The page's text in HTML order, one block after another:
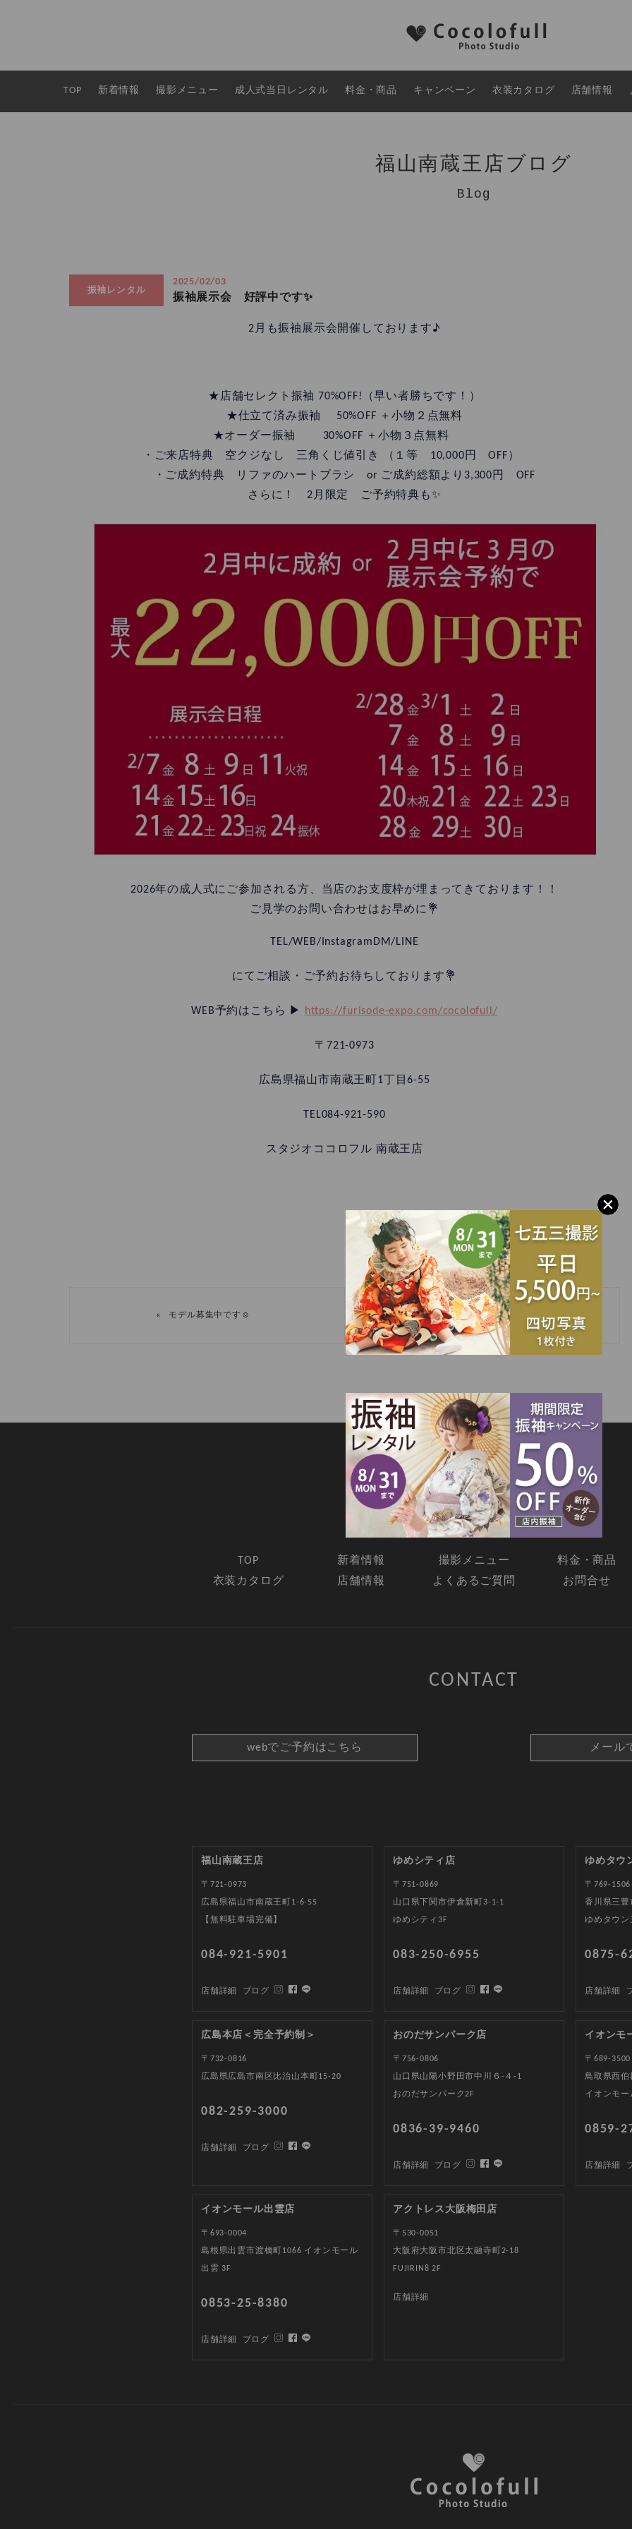
TOP 新着情報 撮影メニュー 成人式当日レンタル 料金・商品 キャンペーン 衣装カタログ 店舗情報
福山南蔵王店ブログ
Blog
振袖レンタル
2025/02/03
振袖展示会 好評中です✨
2月も振袖展示会開催しております♪
★店舗セレクト振袖 70%OFF!（早い者勝ちです！）
★仕立て済み振袖 50%OFF ＋小物２点無料
★オーダー振袖 30%OFF ＋小物３点無料
・ご来店特典 空クジなし 三角くじ値引き （１等 10,000円 OFF）
・ご成約特典 リファのハートブラシ or ご成約総額より3,300円 OFF
さらに！ 2月限定 ご予約特典も✨
2026年の成人式にご参加される方、当店のお支度枠が埋まってきております！！
ご見学のお問い合わせはお早めに💐
TEL/WEB/InstagramDM/LINE
にてご相談・ご予約お待ちしております💐
WEB予約はこちら ▶︎ https://furisode-expo.com/cocolofull/
〒721-0973
広島県福山市南蔵王町1丁目6-55
TEL084-921-590
スタジオココロフル 南蔵王店
« モデル募集中です☺️ 2月振袖展示会 空き時間のお知らせ🌼 »
SITEMAP
TOP 新着情報 撮影メニュー 料金・商品
衣装カタログ
店舗情報 よくあるご質問 お問合せ
CONTACT
webでご予約はこちら メール
福山南蔵王店
〒721-0973
広島県福山市南蔵王町1-6-55
【無料駐車場完備】
084-921-5901
店舗詳細 ブログ
ゆめシティ店
〒751-0869
山口県下関市伊倉新町3-1-1
ゆめシティ3F
083-250-6955
店舗詳細 ブログ
ゆめタウ
〒769-1506
香川県三豊
ゆめタウン
0875-
店舗詳細
広島本店＜完全予約制＞
〒732-0816
広島県広島市南区比治山本町15-20
082-259-3000
店舗詳細 ブログ
おのだサンパーク店
〒756-0806
山口県山陽小野田市中川６-４-1
おのだサンパーク2F
0836-39-9460
店舗詳細 ブログ
イオンモ
〒689-3500
鳥取県西伯
イオンモー
0859-
店舗詳細
イオンモール出雲店
〒693-0004
島根県出雲市渡橋町1066 イオンモール
出雲 3F
0853-25-8380
店舗詳細 ブログ
アクトレス大阪梅田店
〒530-0051
大阪府大阪市北区太融寺町2-18
FUJIRIN8 2F
店舗詳細